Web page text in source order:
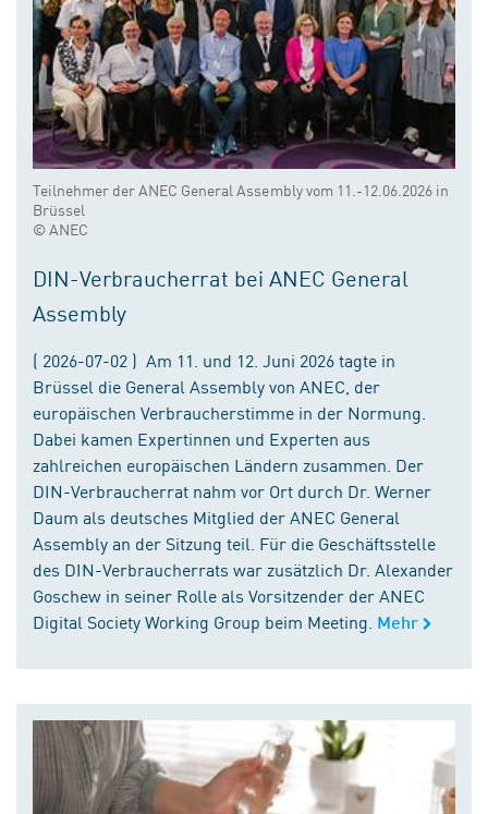
Teilnehmer der ANEC General Assembly vom 11.-12.06.2026 in
Brüssel
© ANEC
DIN-Verbraucherrat bei ANEC General
Assembly
( 2026-07-02 ) Am 11. und 12. Juni 2026 tagte in
Brüssel die General Assembly von ANEC, der
europäischen Verbraucherstimme in der Normung.
Dabei kamen Expertinnen und Experten aus
zahlreichen europäischen Ländern zusammen. Der
DIN-Verbraucherrat nahm vor Ort durch Dr. Werner
Daum als deutsches Mitglied der ANEC General
Assembly an der Sitzung teil. Für die Geschäftsstelle
des DIN-Verbraucherrats war zusätzlich Dr. Alexander
Goschew in seiner Rolle als Vorsitzender der ANEC
Digital Society Working Group beim Meeting. Mehr